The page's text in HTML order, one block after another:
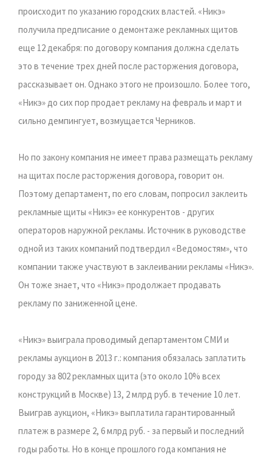
происходит по указанию городских властей. «Никэ»
получила предписание о демонтаже рекламных щитов
еще 12 декабря: по договору компания должна сделать
это в течение трех дней после расторжения договора,
рассказывает он. Однако этого не произошло. Более того,
«Никэ» до сих пор продает рекламу на февраль и март и
сильно демпингует, возмущается Черников.
Но по закону компания не имеет права размещать рекламу
на щитах после расторжения договора, говорит он.
Поэтому департамент, по его словам, попросил заклеить
рекламные щиты «Никэ» ее конкурентов - других
операторов наружной рекламы. Источник в руководстве
одной из таких компаний подтвердил «Ведомостям», что
компании также участвуют в заклеивании рекламы «Никэ».
Он тоже знает, что «Никэ» продолжает продавать
рекламу по заниженной цене.
«Никэ» выиграла проводимый департаментом СМИ и
рекламы аукцион в 2013 г.: компания обязалась заплатить
городу за 802 рекламных щита (это около 10% всех
конструкций в Москве) 13, 2 млрд руб. в течение 10 лет.
Выиграв аукцион, «Никэ» выплатила гарантированный
платеж в размере 2, 6 млрд руб. - за первый и последний
годы работы. Но в конце прошлого года компания не